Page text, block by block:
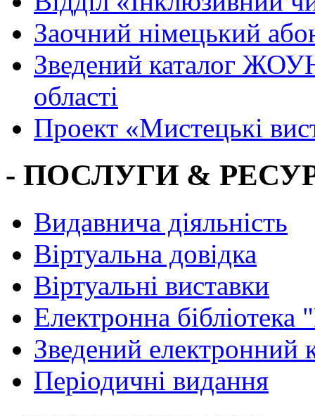
Заочний німецький
Зведений каталог
області
Проект «Мистецькі
- ПОСЛУГИ &
Видавнича діяльність
Віртуальна довідка
Віртуальні виставки
Електронна
Зведений електронний
Періодичні видання